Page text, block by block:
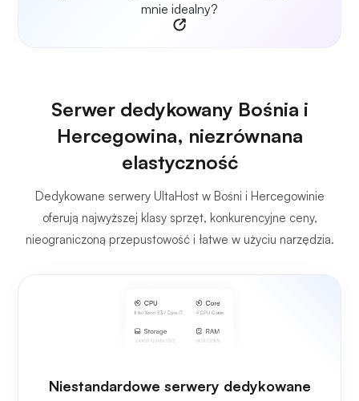
mnie idealny?
Serwer dedykowany Bośnia i
Hercegowina, niezrównana
elastyczność
Dedykowane serwery UltaHost w Bośni i Hercegowinie
oferują najwyższej klasy sprzęt, konkurencyjne ceny,
nieograniczoną przepustowość i łatwe w użyciu narzędzia.
Niestandardowe serwery dedykowane